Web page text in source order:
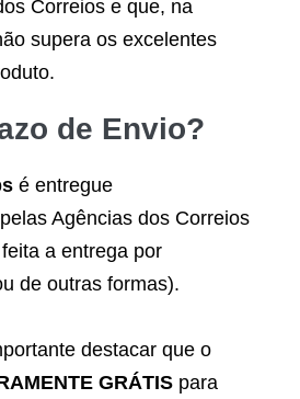
Correios e que, na
supera os excelentes
de Envio?
é entregue
Agências dos Correios
a entrega por
de outras formas).
destacar que o
GRÁTIS para